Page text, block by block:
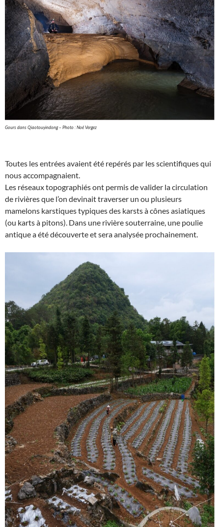
Gours dans Qiaotouyindong – Photo : Noé Vergez
Toutes les entrées avaient été repérés par les scientifiques qui
nous accompagnaient.
Les réseaux topographiés ont permis de valider la circulation
de rivières que l’on devinait traverser un ou plusieurs
mamelons karstiques typiques des karsts à cônes asiatiques
(ou karts à pitons). Dans une rivière souterraine, une poulie
antique a été découverte et sera analysée prochainement.